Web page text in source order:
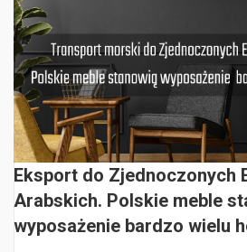
Eksport do Zjednoczonych
Arabskich. Polskie meble
wyposażenie bardzo wielu